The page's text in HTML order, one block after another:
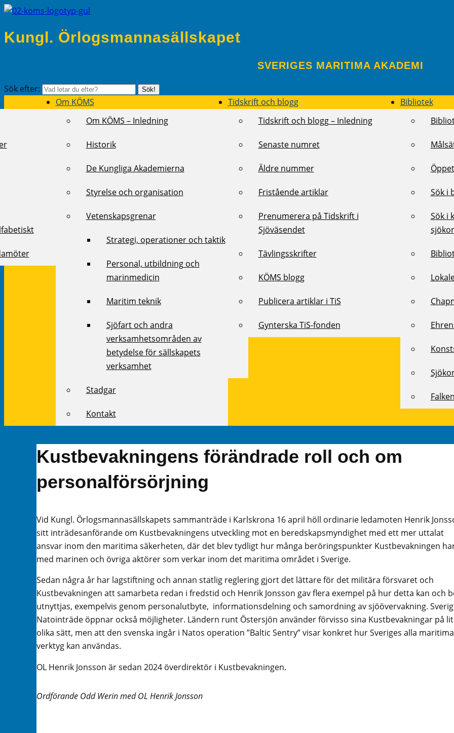
Kungl. Örlogsmannasällskapet
SVERIGES MARITIMA AKADEMI
Sök efter: Sök!
Om KÖMS
Om KÖMS – Inledning
Historik
De Kungliga Akademierna
Styrelse och organisation
Vetenskapsgrenar
Strategi, operationer och taktik
Personal, utbildning och
marinmedicin
Maritim teknik
Sjöfart och andra
verksamhetsområden av
betydelse för sällskapets
verksamhet
Stadgar
Kontakt
Tidskrift och blogg
Tidskrift och blogg – Inledning
Senaste numret
Äldre nummer
Fristående artiklar
Prenumerera på Tidskrift i
Sjöväsendet
Tävlingsskrifter
KÖMS blogg
Publicera artiklar i TiS
Gynterska TiS-fonden
Bibliotek
Sök i
Sök i
Kustbevakningens förändrade roll och om
personalförsörjning
Vid Kungl. Örlogsmannasällskapets sammanträde i Karlskrona 16 april höll ordinarie ledamoten Henrik
sitt inträdesanförande om Kustbevakningens utveckling mot en beredskapsmyndighet med ett mer uttalat
ansvar inom den maritima säkerheten, där det blev tydligt hur många beröringspunkter Kustbevakningen
med marinen och övriga aktörer som verkar inom det maritima området i Sverige.
Sedan några år har lagstiftning och annan statlig reglering gjort det lättare för det militära försvaret och
Kustbevakningen att samarbeta redan i fredstid och Henrik Jonsson gav flera exempel på hur detta kan och
utnyttjas, exempelvis genom personalutbyte, informationsdelning och samordning av sjöövervakning.
Natointräde öppnar också möjligheter. Ländern runt Östersjön använder förvisso sina Kustbevakningar på
olika sätt, men att den svenska ingår i Natos operation ”Baltic Sentry” visar konkret hur Sveriges alla maritima
verktyg kan användas.
OL Henrik Jonsson är sedan 2024 överdirektör i Kustbevakningen.
Ordförande Odd Werin med OL Henrik Jonsson